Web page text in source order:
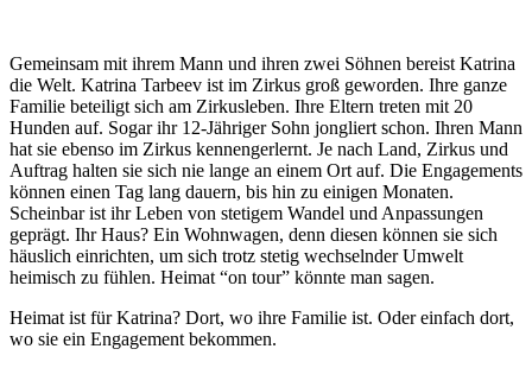
Gemeinsam mit ihrem Mann und ihren zwei Söhnen bereist Katrina
die Welt. Katrina Tarbeev ist im Zirkus groß geworden. Ihre ganze
Familie beteiligt sich am Zirkusleben. Ihre Eltern treten mit 20
Hunden auf. Sogar ihr 12-Jähriger Sohn jongliert schon. Ihren Mann
hat sie ebenso im Zirkus kennengerlernt. Je nach Land, Zirkus und
Auftrag halten sie sich nie lange an einem Ort auf. Die Engagements
können einen Tag lang dauern, bis hin zu einigen Monaten.
Scheinbar ist ihr Leben von stetigem Wandel und Anpassungen
geprägt. Ihr Haus? Ein Wohnwagen, denn diesen können sie sich
häuslich einrichten, um sich trotz stetig wechselnder Umwelt
heimisch zu fühlen. Heimat “on tour” könnte man sagen.
Heimat ist für Katrina? Dort, wo ihre Familie ist. Oder einfach dort,
wo sie ein Engagement bekommen.